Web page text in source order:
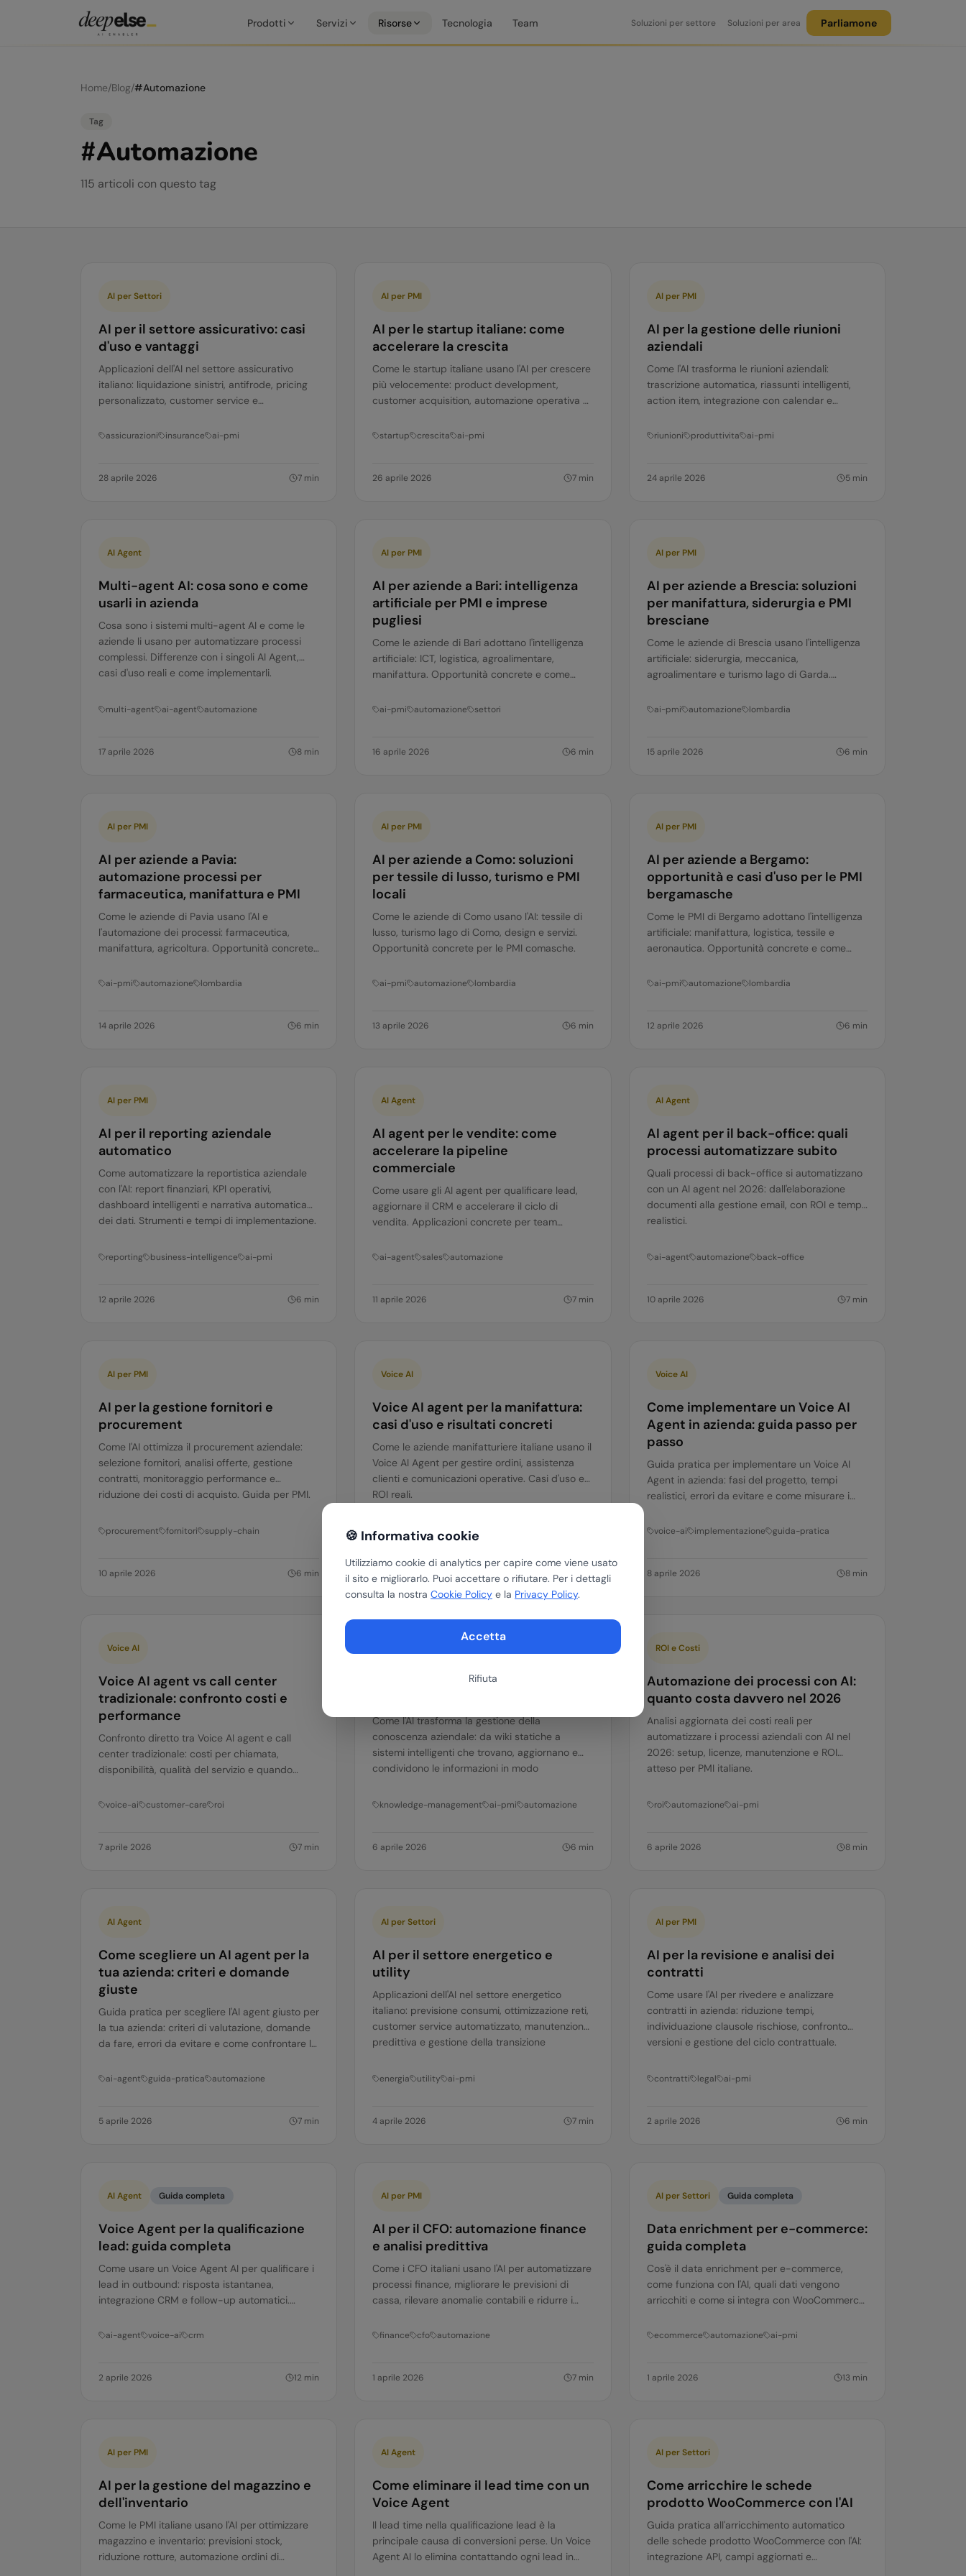
🍪 Informativa cookie
Utilizziamo cookie di analytics per capire come viene usato
il sito e migliorarlo. Puoi accettare o rifiutare. Per i dettagli
consulta la nostra Cookie Policy e la Privacy Policy.
Accetta
Rifiuta
Prodotti Servizi Risorse Tecnologia Team Soluzioni per settore Soluzioni per area Parliamone
Home/Blog/#Automazione
Tag
#Automazione
115 articoli con questo tag
AI per Settori
AI per il settore assicurativo: casi
d'uso e vantaggi
Applicazioni dell'AI nel settore assicurativo
italiano: liquidazione sinistri, antifrode, pricing
personalizzato, customer service e
e agenti.
assicurazioni insurance ai-pmi
28 aprile 2026 7 min
AI per PMI
AI per le startup italiane: come
accelerare la crescita
Come le startup italiane usano l'AI per crescere
più velocemente: product development,
customer acquisition, automazione operativa e
startup crescita ai-pmi
26 aprile 2026 7min
AI per PMI
AI per la gestione delle riunioni
aziendali
Come l'AI trasforma le riunioni aziendali:
trascrizione automatica, riassunti intelligenti,
action item, integrazione con calendar e
riunioni produttivita ai-pmi
24 aprile 2026 5min
AI Agent
Multi-agent AI: cosa sono e come
usarli in azienda
Cosa sono i sistemi multi-agent AI e come le
aziende li usano per automatizzare processi
complessi. Differenze con i singoli AI Agent,
casi d'uso reali e come implementarli.
multi-agent ai-agent automazione
17 aprile 2026 8 min
AI per PMI
AI per aziende a Bari: intelligenza
artificiale per PMI e imprese
pugliesi
Come le aziende di Bari adottano l'intelligenza
artificiale: ICT, logistica, agroalimentare,
manifattura. Opportunità concrete e come
ai-pmi automazione settori
16 aprile 2026 6 min
AI per PMI
AI per aziende a Brescia: soluzioni
per manifattura, siderurgia e PMI
bresciane
Come le aziende di Brescia usano l'intelligenza
artificiale: siderurgia, meccanica,
agroalimentare e turismo lago di Garda.
ai-pmi automazione lombardia
15 aprile 2026 6 min
AI per PMI
AI per aziende a Pavia:
automazione processi per
farmaceutica, manifattura e PMI
Come le aziende di Pavia usano l'AI e
l'automazione dei processi: farmaceutica,
manifattura, agricoltura. Opportunità concrete
ai-pmi automazione lombardia
14 aprile 2026 6 min
AI per PMI
AI per aziende a Como: soluzioni
per tessile di lusso, turismo e PMI
locali
Come le aziende di Como usano l'AI: tessile di
lusso, turismo lago di Como, design e servizi.
Opportunità concrete per le PMI comasche.
ai-pmi automazione lombardia
13 aprile 2026 6 min
AI per PMI
AI per aziende a Bergamo:
opportunità e casi d'uso per le PMI
bergamasche
Come le PMI di Bergamo adottano l'intelligenza
artificiale: manifattura, logistica, tessile e
aeronautica. Opportunità concrete e come
ai-pmi automazione lombardia
12 aprile 2026 6 min
AI per PMI
AI per il reporting aziendale
automatico
Come automatizzare la reportistica aziendale
con l'AI: report finanziari, KPI operativi,
dashboard intelligenti e narrativa automatica
dei dati. Strumenti e tempi di implementazione.
reporting business-intelligence ai-pmi
12 aprile 2026 6 min
AI Agent
AI agent per le vendite: come
accelerare la pipeline
commerciale
Come usare gli AI agent per qualificare lead,
aggiornare il CRM e accelerare il ciclo di
vendita. Applicazioni concrete per team
ai-agent sales automazione
11 aprile 2026 7min
AI Agent
AI agent per il back-office: quali
processi automatizzare subito
Quali processi di back-office si automatizzano
con un AI agent nel 2026: dall'elaborazione
documenti alla gestione email, con ROI e tempi
realistici.
ai-agent automazione back-office
10 aprile 2026 7min
AI per PMI
AI per la gestione fornitori e
procurement
Come l'AI ottimizza il procurement aziendale:
selezione fornitori, analisi offerte, gestione
contratti, monitoraggio performance e
riduzione dei costi di acquisto. Guida per PMI.
procurement fornitori supply-chain
10 aprile 2026 6 min
Voice AI
Voice AI agent per la manifattura:
casi d'uso e risultati concreti
Come le aziende manifatturiere italiane usano il
Voice AI Agent per gestire ordini, assistenza
clienti e comunicazioni operative. Casi d'uso e
ROI reali.
voice-ai manifattura automazione
9 aprile 2026 6 min
Voice AI
Come implementare un Voice AI
Agent in azienda: guida passo per
passo
Guida pratica per implementare un Voice AI
Agent in azienda: fasi del progetto, tempi
realistici, errori da evitare e come misurare i
voice-ai implementazione guida-pratica
8 aprile 2026 8min
Voice AI
Voice AI agent vs call center
tradizionale: confronto costi e
performance
Confronto diretto tra Voice AI agent e call
center tradizionale: costi per chiamata,
disponibilità, qualità del servizio e quando
voice-ai customer-care roi
7 aprile 2026 7 min
AI per la gestione del knowledge
Come l'AI trasforma la gestione della
conoscenza aziendale: da wiki statiche a
sistemi intelligenti che trovano, aggiornano e
condividono le informazioni in modo
knowledge-management ai-pmi automazione
6 aprile 2026 6 min
ROI e Costi
Automazione dei processi con AI:
quanto costa davvero nel 2026
Analisi aggiornata dei costi reali per
automatizzare i processi aziendali con AI nel
2026: setup, licenze, manutenzione e ROI
atteso per PMI italiane.
roi automazione ai-pmi
6 aprile 2026 8min
AI Agent
Come scegliere un AI agent per la
tua azienda: criteri e domande
giuste
Guida pratica per scegliere l'AI agent giusto per
la tua azienda: criteri di valutazione, domande
da fare, errori da evitare e come confrontare le
ai-agent guida-pratica automazione
5 aprile 2026 7 min
AI per Settori
AI per il settore energetico e
utility
Applicazioni dell'AI nel settore energetico
italiano: previsione consumi, ottimizzazione reti,
customer service automatizzato, manutenzione
predittiva e gestione della transizione
energia utility ai-pmi
4 aprile 2026 7min
AI per PMI
AI per la revisione e analisi dei
contratti
Come usare l'AI per rivedere e analizzare
contratti in azienda: riduzione tempi,
individuazione clausole rischiose, confronto
versioni e gestione del ciclo contrattuale.
contratti legal ai-pmi
2 aprile 2026 6 min
AI Agent Guida completa
Voice Agent per la qualificazione
lead: guida completa
Come usare un Voice Agent AI per qualificare i
lead in outbound: risposta istantanea,
integrazione CRM e follow-up automatici.
ai-agent voice-ai crm
2 aprile 2026 12 min
AI per PMI
AI per il CFO: automazione finance
e analisi predittiva
Come i CFO italiani usano l'AI per automatizzare
processi finance, migliorare le previsioni di
cassa, rilevare anomalie contabili e ridurre i
finance cfo automazione
1 aprile 2026 7min
AI per Settori Guida completa
Data enrichment per e-commerce:
guida completa
Cos'è il data enrichment per e-commerce,
come funziona con l'AI, quali dati vengono
arricchiti e come si integra con WooCommerce,
ecommerce automazione ai-pmi
1 aprile 2026 13 min
AI per PMI
AI per la gestione del magazzino e
dell'inventario
Come le PMI italiane usano l'AI per ottimizzare
magazzino e inventario: previsioni stock,
riduzione rotture, automazione ordini di
AI Agent
Come eliminare il lead time con un
Voice Agent
Il lead time nella qualificazione lead è la
principale causa di conversioni perse. Un Voice
Agent AI lo elimina contattando ogni lead in
AI per Settori
Come arricchire le schede
prodotto WooCommerce con l'AI
Guida pratica all'arricchimento automatico
delle schede prodotto WooCommerce con l'AI:
integrazione API, campi aggiornati e